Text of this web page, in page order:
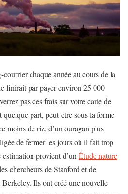
chaque année au cours de la
finirait par payer environ 25 000
pas ces frais sur votre carte de
part, peut-être sous la forme
moins de riz, d’un ouragan plus
de fermer les jours où il fait trop
provient d’un Étude nature
chercheurs de Stanford et de
Ils ont créé une nouvelle